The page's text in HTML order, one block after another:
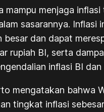
menjaga
sasarannya. Inflasi
dan dapat
rupiah BI, serta
inflasi BI
mengatakan bahwa
tingkat inflasi